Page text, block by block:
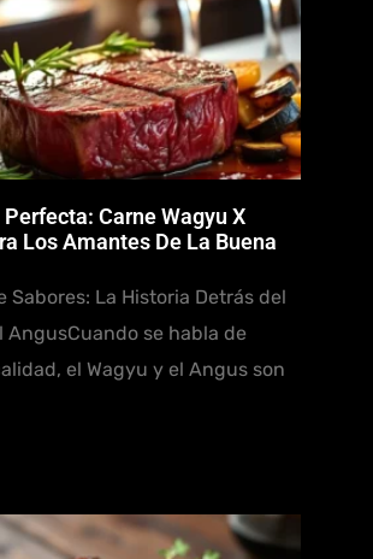
Carne Wagyu X
Los Amantes De La Buena
Sabores: La Historia Detrás del
AngusCuando se habla de
el Wagyu y el Angus son